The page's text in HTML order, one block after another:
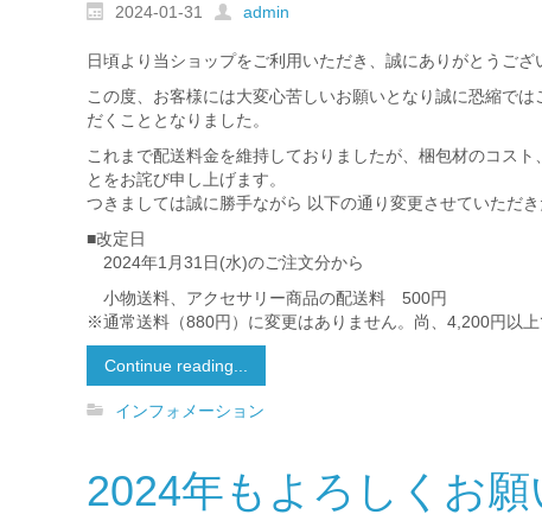
2024-01-31 admin
日頃より当ショップをご利用いただき、誠にありがとうござ
この度、お客様には大変心苦しいお願いとなり誠に恐縮で
だくこととなりました。
これまで配送料金を維持しておりましたが、梱包材のコス
とをお詫び申し上げます。
つきましては誠に勝手ながら 以下の通り変更させていただき
■改定日
2024年1月31日(水)のご注文分から
小物送料、アクセサリー商品の配送料 500円
※通常送料（880円）に変更はありません。尚、4,200円以上
Continue reading...
インフォメーション
2024年もよろしくお